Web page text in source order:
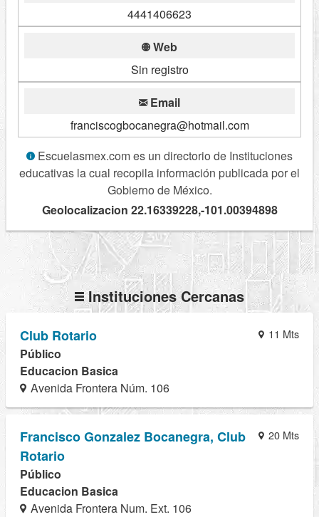
4441406623
Web
Sin registro
Email
franciscogbocanegra@hotmail.com
Escuelasmex.com es un directorio de Instituciones
educativas la cual recopila información publicada por el
Gobierno de México.
Geolocalizacion 22.16339228,-101.00394898
Instituciones Cercanas
11 Mts
Club Rotario
Público
Educacion Basica
Avenida Frontera Núm. 106
20 Mts
Francisco Gonzalez Bocanegra, Club
Rotario
Público
Educacion Basica
Avenida Frontera Num. Ext. 106